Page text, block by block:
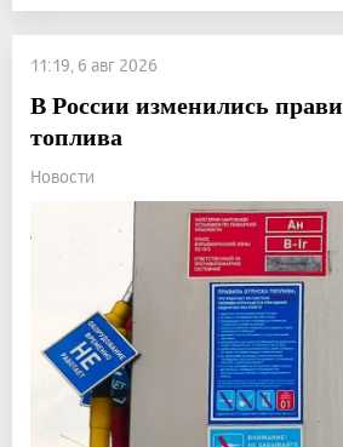
11:19, 6 авг 2026
В России изменились
топлива
Новости